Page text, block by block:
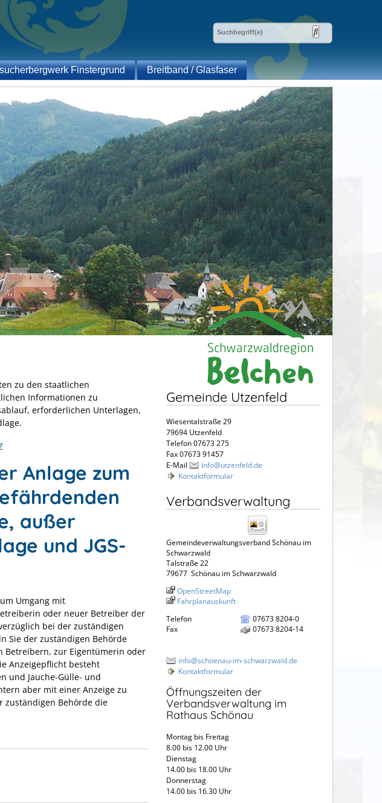
Finstergrund
Breitband / Glasfaser
zu den staatlichen
Informationen zu
erforderlichen Unterlagen,
Anlage zum
außer
und JGS-
Umgang mit
oder neuer Betreiber der
bei der zuständigen
Sie der zuständigen Behörde
Betreibern, zur Eigentümerin oder
Anzeigepflicht besteht
und Jauche-Gülle- und
aber mit einer Anzeige zu
zuständigen Behörde die
Gemeinde Utzenfeld
Wiesentalstraße 29
79694 Utzenfeld
Telefon 07673 275
Fax 07673 91457
E-Mail
info@utzenfeld.de
Kontaktformular
Verbandsverwaltung
Gemeindeverwaltungsverband Schönau im
Schwarzwald
Talstraße 22
79677 Schönau im Schwarzwald
OpenStreetMap
Fahrplanauskunft
Telefon
07673 8204-0
Fax
07673 8204-14
info@schoenau-im-schwarzwald.de
Kontaktformular
Öffnungszeiten der
Verbandsverwaltung im
Rathaus Schönau
Montag bis Freitag
8.00 bis 12.00 Uhr
Dienstag
14.00 bis 18.00 Uhr
Donnerstag
14.00 bis 16.30 Uhr